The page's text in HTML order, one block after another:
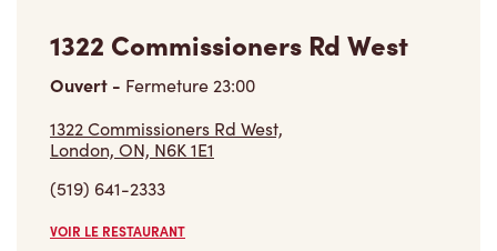
1322 Commissioners Rd West
Ouvert - Fermeture23:00
1322 Commissioners Rd West,
London, ON, N6K 1E1
(519) 641-2333
VOIR LE RESTAURANT